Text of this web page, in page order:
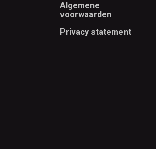
Algemene
voorwaarden
Privacy statement